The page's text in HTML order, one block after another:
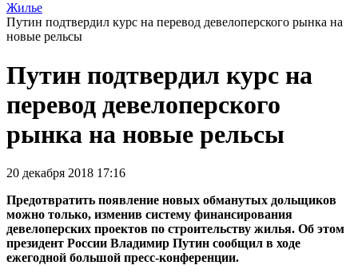
Жилье
Путин подтвердил курс на перевод девелоперского рынка на
новые рельсы
Путин подтвердил курс на
перевод девелоперского
рынка на новые рельсы
20 декабря 2018 17:16
Предотвратить появление новых обманутых дольщиков
можно только, изменив систему финансирования
девелоперских проектов по строительству жилья. Об этом
президент России Владимир Путин сообщил в ходе
ежегодной большой пресс-конференции.